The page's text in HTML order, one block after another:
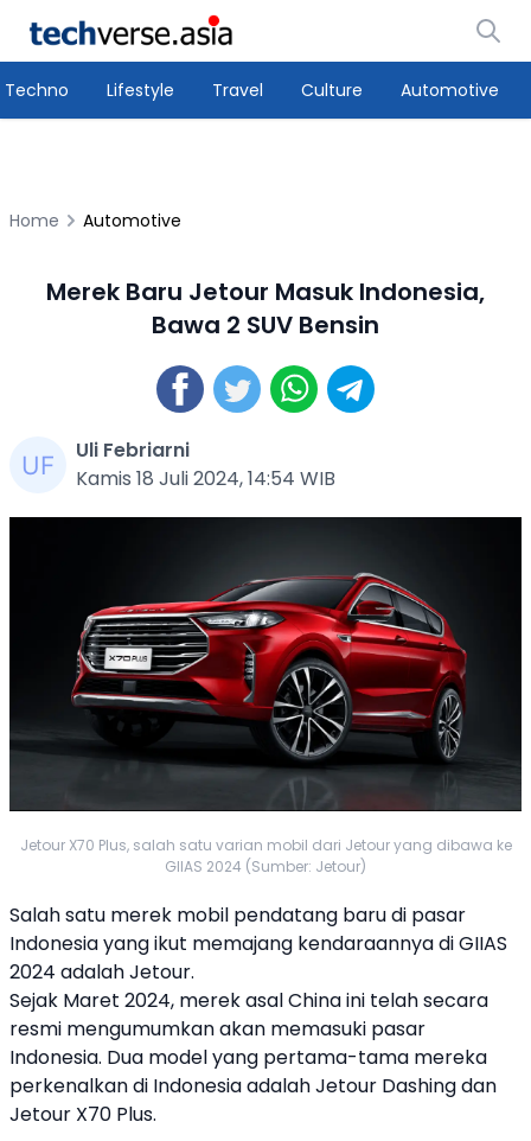
Techno Lifestyle Travel Culture Automotive
Home Automotive
Merek Baru Jetour Masuk Indonesia,
Bawa 2 SUV Bensin
Uli Febriarni
Kamis 18 Juli 2024, 14:54 WIB
Jetour X70 Plus, salah satu varian mobil dari Jetour yang dibawa ke
GIIAS 2024 (Sumber: Jetour)
Salah satu merek mobil pendatang baru di pasar
Indonesia yang ikut memajang kendaraannya di GIIAS
2024 adalahJetour.
Sejak Maret 2024, merek asal China ini telah secara
resmi mengumumkan akan memasuki pasar
Indonesia. Dua model yang pertama-tama mereka
perkenalkan di Indonesia adalahJetour Dashingdan
Jetour X70 Plus.